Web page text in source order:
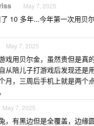
May 7, 2025
10 多年...今年第一次用贝
May 7, 2025
戏用贝尔金，虽然贵但是真
从陪儿子打游戏后发现还是
月，三周后手机上就是两个
May 7, 2025
，有黑边但是全覆盖，边缘